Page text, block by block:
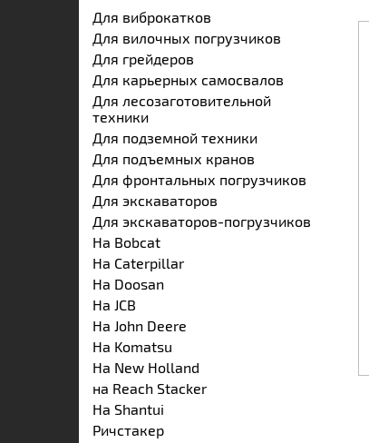
Для виброкатков
Для вилочных погрузчиков
Для грейдеров
Для карьерных самосвалов
Для лесозаготовительной
техники
Для подземной техники
Для подъемных кранов
Для фронтальных погрузчиков
Для экскаваторов
Для экскаваторов-погрузчиков
На Bobcat
На Caterpillar
На Doosan
На JCB
На John Deere
На Komatsu
На New Holland
на Reach Stacker
На Shantui
Ричстакер